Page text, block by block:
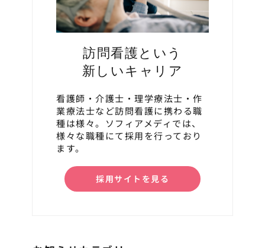
訪問看護という
新しいキャリア
看護師・介護士・理学療法士・作
業療法士など訪問看護に携わる職
種は様々。ソフィアメディでは、
様々な職種にて採用を行っており
ます。
採用サイトを見る